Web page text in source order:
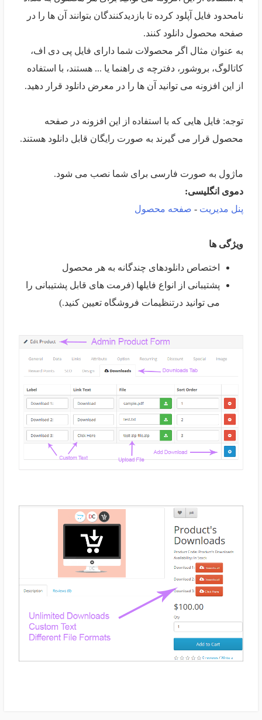
نامحدود فایل آپلود کرده تا بازدیدکنندگان بتوانند آن ها را در
صفحه محصول دانلود کنند.
به عنوان مثال اگر محصولات شما دارای فایل پی دی اف،
کاتالوگ، بروشور، دفترچه ی راهنما یا ... هستند، با استفاده
از این افزونه می توانید آن ها را در معرض دانلود قرار دهید.
توجه: فایل هایی که با استفاده از این افزونه در صفحه
محصول قرار می گیرند به صورت رایگان قابل دانلود هستند.
ماژول به صورت فارسی برای شما نصب می شود.
دموی انگلیسی:
پنل مدیریت - صفحه محصول
ویژگی ها
اختصاص دانلودهای چندگانه به هر محصول
پشتیبانی از انواع فایلها (فرمت های قابل پشتیبانی را
می توانید درتنظیمات فروشگاه تعیین کنید.)